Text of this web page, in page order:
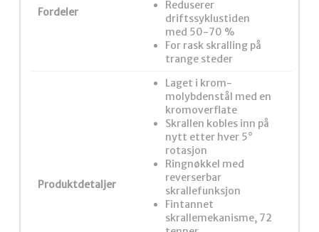
Fordeler
Reduserer
driftssyklustiden
med 50-70 %
For rask skralling på
trange steder
Produktdetaljer
Laget i krom-
molybdenstål med en
kromoverflate
Skrallen kobles inn på
nytt etter hver 5°
rotasjon
Ringnøkkel med
reverserbar
skrallefunksjon
Fintannet
skrallemekanisme, 72